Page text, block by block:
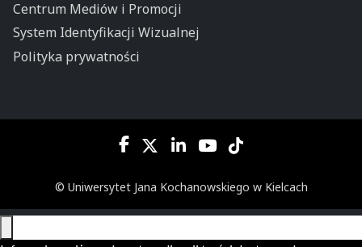
Centrum Mediów i Promocji
System Identyfikacji Wizualnej
Polityka prywatności
© Uniwersytet Jana Kochanowskiego w Kielcach